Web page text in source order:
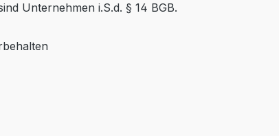
Unternehmen i.S.d. § 14 BGB.